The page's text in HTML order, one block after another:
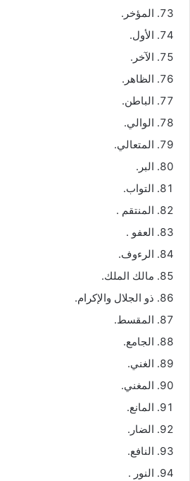
المؤخر.
الأول.
الآخر.
الظاهر.
الباطن.
الوالي.
المتعالي.
البر.
التواب.
المنتقم .
العفو .
الرءوف.
مالك الملك.
ذو الجلال والإكرام.
المقسط.
الجامع.
الغني.
المغني.
المانع.
الضار.
النافع.
النور .